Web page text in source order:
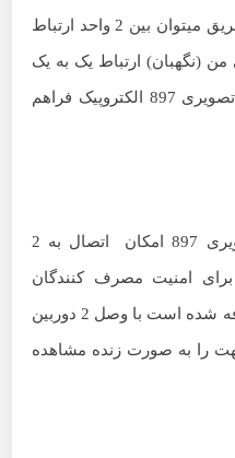
های تصویری تبدیل شده از این طریق میتوان بین 2 واحد ارتباط
من (نگهبان) ارتباط یک به یک
برقرار کرد این قابلیت در آیفون تصویری 897 الکتروپیک فراهم
یکی دیگر از امکانات آیفون تصویری 897 امکان اتصال به 2
امنیت مصرف کنندگان
گرامی این قابلیت به دستگاه اضافه شده است با وصل 2 دوربین
شما قادر خواهید بود 4 جهت را به صورت زنده مشاهده